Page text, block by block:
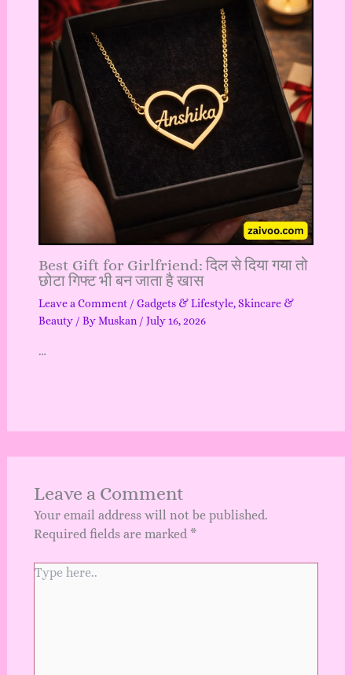
Best Gift for Girlfriend: दिल से दिया गया तो
छोटा गिफ्ट भी बन जाता है खास
Leave a Comment / Gadgets & Lifestyle,Skincare &
Beauty/ ByMuskan / July 16, 2026
…
Leave a Comment
Your email address will not be published.
Required fields are marked *
Type